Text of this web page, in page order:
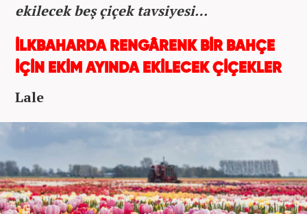
ekilecek beş çiçek tavsiyesi…
İLKBAHARDA RENGÂRENK BİR BAHÇE
İÇİN EKİM AYINDA EKİLECEK ÇİÇEKLER
Lale